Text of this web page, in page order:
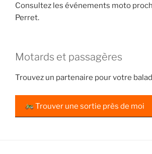
Consultez les événements moto
Perret.
Motards et passagères
Trouvez un partenaire pour votre
Trouver une sortie près de moi